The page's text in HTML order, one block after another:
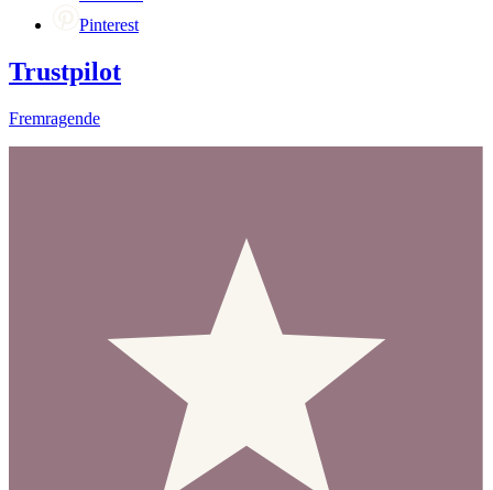
Pinterest
Trustpilot
Fremragende